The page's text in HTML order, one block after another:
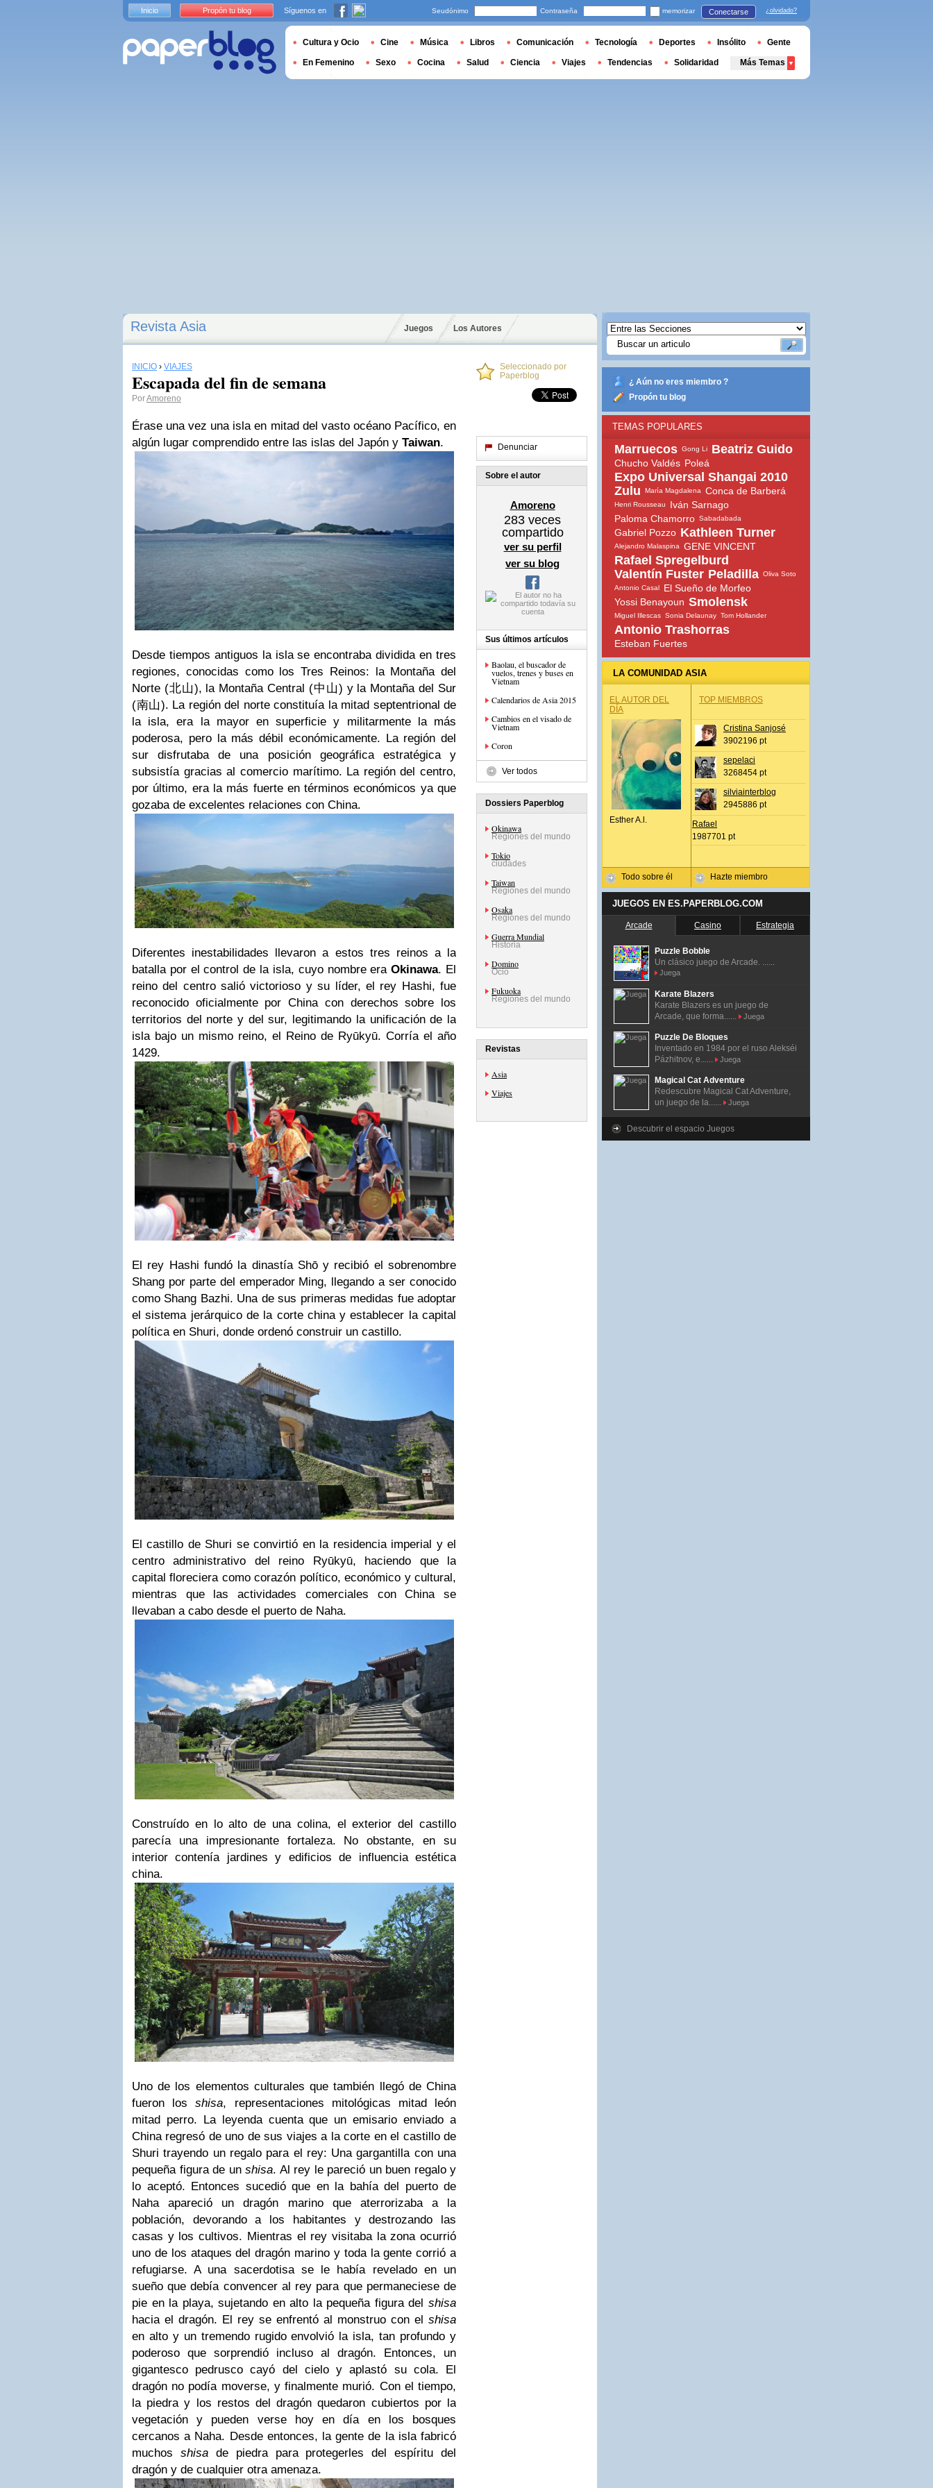
Revista Asia Juegos Los Autores
INICIO › VIAJES
Escapada del fin de semana
PorAmoreno
Érase una vez una isla en mitad del vasto océano Pacífico, en
algún lugar comprendido entre las islas del Japón y Taiwan.
Desde tiempos antiguos la isla se encontraba dividida en tres
regiones, conocidas como los Tres Reinos: la Montaña del
Norte (北山), la Montaña Central (中山) y la Montaña del Sur
(南山). La región del norte constituía la mitad septentrional de
la isla, era la mayor en superficie y militarmente la más
poderosa, pero la más débil económicamente. La región del
sur disfrutaba de una posición geográfica estratégica y
subsistía gracias al comercio marítimo. La región del centro,
por último, era la más fuerte en términos económicos ya que
gozaba de excelentes relaciones con China.
Diferentes inestabilidades llevaron a estos tres reinos a la
batalla por el control de la isla, cuyo nombre eraOkinawa. El
reino del centro salió victorioso y su líder, el rey Hashi, fue
reconocido oficialmente por China con derechos sobre los
territorios del norte y del sur, legitimando la unificación de la
isla bajo un mismo reino, el Reino de Ryūkyū. Corría el año
1429.
El rey Hashi fundó la dinastía Shō y recibió el sobrenombre
Shang por parte del emperador Ming, llegando a ser conocido
como Shang Bazhi. Una de sus primeras medidas fue adoptar
el sistema jerárquico de la corte china y establecer la capital
política en Shuri, donde ordenó construir un castillo.
El castillo de Shuri se convirtió en la residencia imperial y el
centro administrativo del reino Ryūkyū, haciendo que la
capital floreciera como corazón político, económico y cultural,
mientras que las actividades comerciales con China se
llevaban a cabo desde el puerto de Naha.
Construído en lo alto de una colina, el exterior del castillo
parecía una impresionante fortaleza. No obstante, en su
interior contenía jardines y edificios de influencia estética
china.
Uno de los elementos culturales que también llegó de China
fueron losshisa, representaciones mitológicas mitad león
mitad perro. La leyenda cuenta que un emisario enviado a
China regresó de uno de sus viajes a la corte en el castillo de
Shuri trayendo un regalo para el rey: Una gargantilla con una
pequeña figura de un shisa. Al rey le pareció un buen regalo y
lo aceptó. Entonces sucedió que en la bahía del puerto de
Naha apareció un dragón marino que aterrorizaba a la
población, devorando a los habitantes y destrozando las
casas y los cultivos. Mientras el rey visitaba la zona ocurrió
uno de los ataques del dragón marino y toda la gente corrió a
refugiarse. A una sacerdotisa se le había revelado en un
sueño que debía convencer al rey para que permaneciese de
pie en la playa, sujetando en alto la pequeña figura del shisa
hacia el dragón. El rey se enfrentó al monstruo con el shisa
en alto y un tremendo rugido envolvió la isla, tan profundo y
poderoso que sorprendió incluso al dragón. Entonces, un
gigantesco pedrusco cayó del cielo y aplastó su cola. El
dragón no podía moverse, y finalmente murió. Con el tiempo,
la piedra y los restos del dragón quedaron cubiertos por la
vegetación y pueden verse hoy en día en los bosques
cercanos a Naha. Desde entonces, la gente de la isla fabricó
muchos shisade piedra para protegerles del espíritu del
dragón y de cualquier otra amenaza.
Seleccionado por
Paperblog
Denunciar
Sobre el autor
Amoreno
283 veces
compartido
ver su perfil
ver su blog
Sus últimos artículos
Baolau, el buscador de
vuelos, trenes y buses en
Vietnam
Calendarios de Asia 2015
Cambios en el visado de
Vietnam
Coron
Ver todos
Dossiers Paperblog
Okinawa
Regiones del mundo
Tokio
ciudades
Taiwan
Regiones del mundo
Osaka
Regiones del mundo
Guerra Mundial
Historia
Domino
Ocio
Fukuoka
Regiones del mundo
Revistas
Asia
Viajes
¿ Aún no eres miembro ?
Propón tu blog
TEMAS POPULARES
Marruecos Gong Li Beatriz Guido
Chucho Valdés Poleá
Expo Universal Shangai 2010
Zulu
María Magdalena Conca de Barberá
Henri Rousseau
Iván Sarnago
Paloma Chamorro Sabadabada
Gabriel Pozzo Kathleen Turner
Alejandro Malaspina GENE VINCENT
Rafael Spregelburd
Valentín Fuster Peladilla Oliva Soto
Antonio Casal
El Sueño de Morfeo
Yossi Benayoun Smolensk
Miguel Illescas Sonia Delaunay Tom Hollander
Antonio Trashorras
Esteban Fuertes
LA COMUNIDAD ASIA
EL AUTOR DEL
DÍA
Esther A.l.
Todo sobre él
TOP MIEMBROS
Cristina Sanjosé
3902196 pt
sepelaci
3268454 pt
silviainterblog
2945886 pt
Rafael
1987701 pt
Hazte miembro
JUEGOS EN ES.PAPERBLOG.COM
Arcade Casino Estrategia
Puzzle Bobble
Un clásico juego de Arcade. ......
Juega
Karate Blazers
Karate Blazers es un juego de
Arcade, que forma......
Juega
Puzzle De Bloques
Inventado en 1984 por el ruso Alekséi
Pázhitnov, e......
Juega
Magical Cat Adventure
Redescubre Magical Cat Adventure,
un juego de la......
Juega
Descubrir el espacio Juegos
Inicio Propón tu blog Síguenos en Seudónimo Contraseña memorizar Conectarse ¿olvidado?
Cultura y Ocio Cine Música Libros Comunicación Tecnología Deportes Insólito Gente
En Femenino Sexo Cocina Salud Ciencia Viajes Tendencias Solidaridad Más Temas